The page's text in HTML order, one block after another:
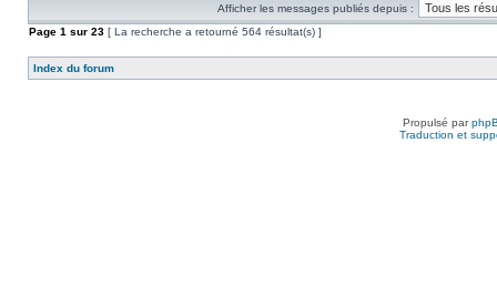
Afficher les messages publiés depuis :
Page 1 sur 23 [ La recherche a retourné 564 résultat(s) ]
Index du forum
Propulsé par
Traduction et